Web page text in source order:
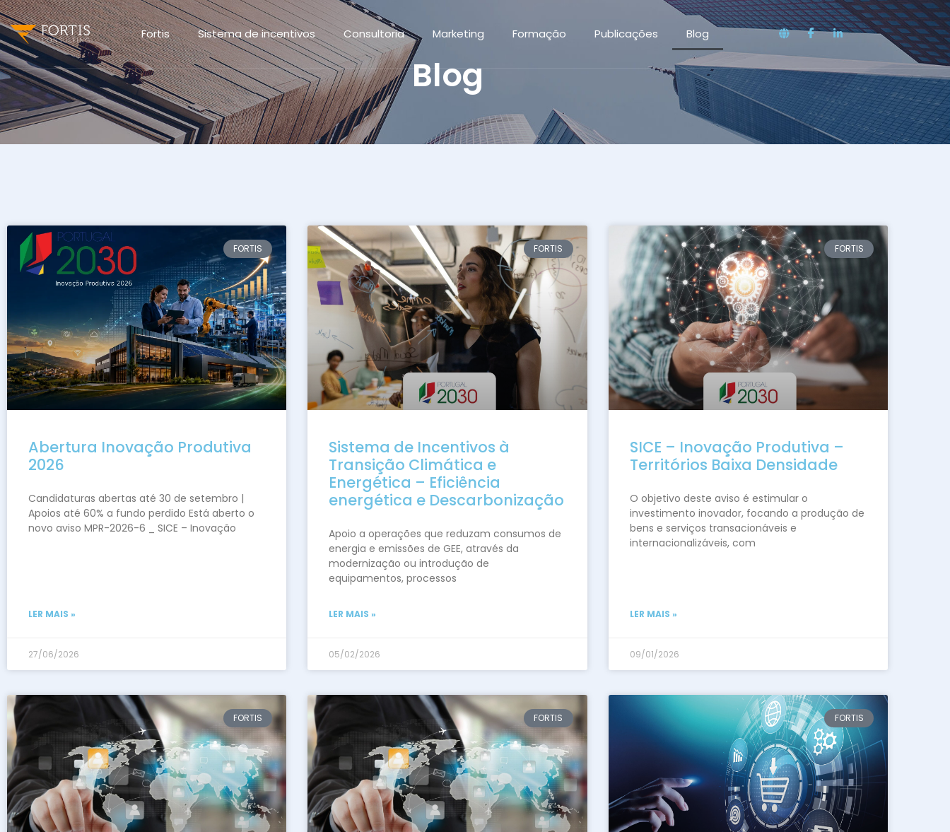
Fortis Sistema de incentivos Consultoria Marketing Formação Publicações Blog
Blog
FORTIS
Abertura Inovação Produtiva
2026
Candidaturas abertas até 30 de setembro |
Apoios até 60% a fundo perdido Está aberto o
novo aviso MPR-2026-6 _ SICE – Inovação
LER MAIS »
27/06/2026
FORTIS
Sistema de Incentivos à
Transição Climática e
Energética – Eficiência
energética e Descarbonização
Apoio a operações que reduzam consumos de
energia e emissões de GEE, através da
modernização ou introdução de
equipamentos, processos
LER MAIS »
05/02/2026
FORTIS
SICE – Inovação Produtiva –
Territórios Baixa Densidade
O objetivo deste aviso é estimular o
investimento inovador, focando a produção de
bens e serviços transacionáveis e
internacionalizáveis, com
LER MAIS »
09/01/2026
FORTIS FORTIS FORTIS